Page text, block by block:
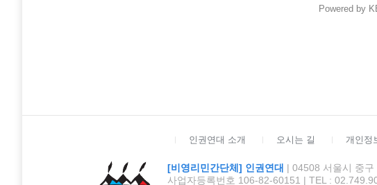
Powered by
인권연대 소개 오시는 길 개인정
[비영리민간단체] 인권연대 | 04508 서울시 중
사업자등록번호 106-82-60151 | TEL :